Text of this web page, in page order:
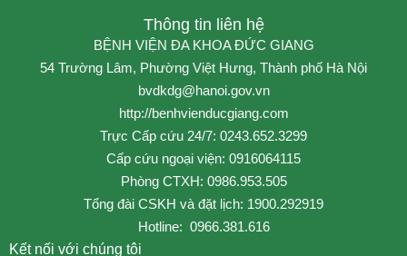
Thông tin liên hệ
BỆNH VIỆN ĐA KHOA ĐỨC GIANG
54 Trường Lâm, Phường Việt Hưng, Thành phố Hà Nội
bvdkdg@hanoi.gov.vn
http://benhvienducgiang.com
Trực Cấp cứu 24/7: 0243.652.3299
Cấp cứu ngoại viện: 0916064115
Phòng CTXH: 0986.953.505
Tổng đài CSKH và đặt lịch: 1900.292919
Hotline: 0966.381.616
Kết nối với chúng tôi